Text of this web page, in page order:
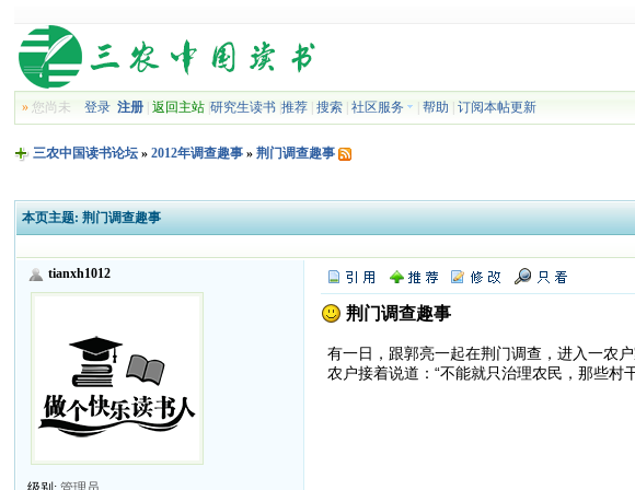
» 您尚未登录 注册 |返回主站 |研究生读书 |推荐 |搜索 |社区服务 |帮助 |订阅本帖更新
三农中国读书论坛 »2012年调查趣事 »荆门调查趣事
本页主题: 荆门调查趣事
tianxh1012
荆门调查趣事
有一日，跟郭亮一起在荆门调查，进入一农
农户接着说道：“不能就只治理农民，那些